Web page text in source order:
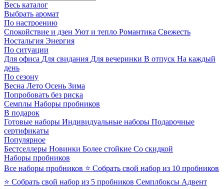
Весь каталог
Выбрать аромат
По настроению
Спокойствие и дзен Уют и тепло Романтика Свежесть
Ностальгия Энергия
По ситуации
Для офиса Для свидания Для вечеринки В отпуск На каждый
день
По сезону
Весна Лето Осень Зима
Попробовать без риска
Семплы Наборы пробников
В подарок
Готовые наборы Индивидуальные наборы Подарочные
сертификаты
Популярное
Бестселлеры Новинки Более стойкие Со скидкой
Наборы пробников
Все наборы пробников ⭐ Собрать свой набор из 10 пробников
⭐ Собрать свой набор из 5 пробников Семплбоксы Адвент